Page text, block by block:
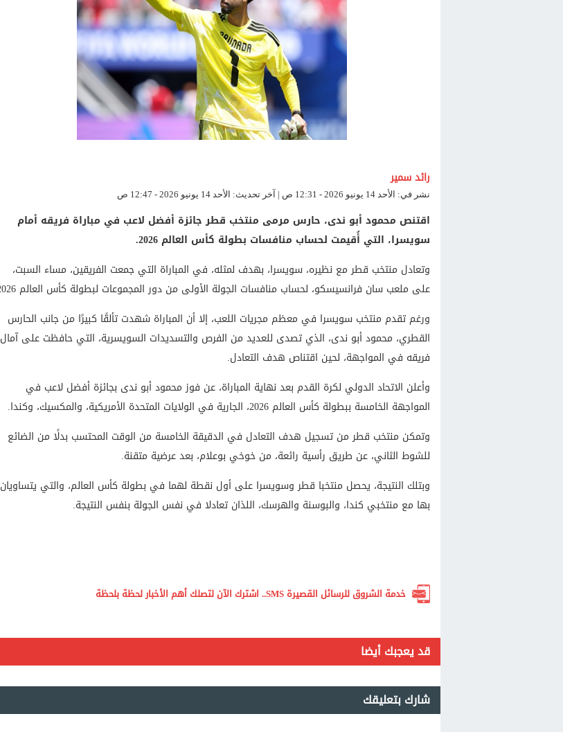
رائد سمير
نشر في: الأحد 14 يونيو 2026 - 12:31 ص | آخر تحديث: الأحد 14 يونيو 2026 - 12:47 ص
اقتنص محمود أبو ندى، حارس مرمى منتخب قطر جائزة أفضل لاعب في مباراة فريقه أمام
سويسرا، التي أُقيمت لحساب منافسات بطولة كأس العالم 2026.
وتعادل منتخب قطر مع نظيره، سويسرا، بهدف لمثله، في المباراة التي جمعت الفريقين، مساء السبت،
على ملعب سان فرانسيسكو، لحساب منافسات الجولة الأولى من دور المجموعات لبطولة كأس العالم 2026.
ورغم تقدم منتخب سويسرا في معظم مجريات اللعب، إلا أن المباراة شهدت تألقًا كبيرًا من جانب الحارس
القطري، محمود أبو ندى، الذي تصدى للعديد من الفرص والتسديدات السويسرية، التي حافظت على آمال
فريقه في المواجهة، لحين اقتناص هدف التعادل.
وأعلن الاتحاد الدولي لكرة القدم بعد نهاية المباراة، عن فوز محمود أبو ندى بجائزة أفضل لاعب في
المواجهة الخامسة ببطولة كأس العالم 2026، الجارية في الولايات المتحدة الأمريكية، والمكسيك، وكندا.
وتمكن منتخب قطر من تسجيل هدف التعادل في الدقيقة الخامسة من الوقت المحتسب بدلًا من الضائع
للشوط الثاني، عن طريق رأسية رائعة، من خوخي بوعلام، بعد عرضية متقنة.
وبتلك النتيجة، يحصل منتخبا قطر وسويسرا على أول نقطة لهما في بطولة كأس العالم، والتي يتساويان
بها مع منتخبي كندا، والبوسنة والهرسك، اللذان تعادلا في نفس الجولة بنفس النتيجة.
خدمة الشروق للرسائل القصيرة SMS.. اشترك الآن لتصلك أهم الأخبار لحظة بلحظة
قد يعجبك أيضا
شارك بتعليقك